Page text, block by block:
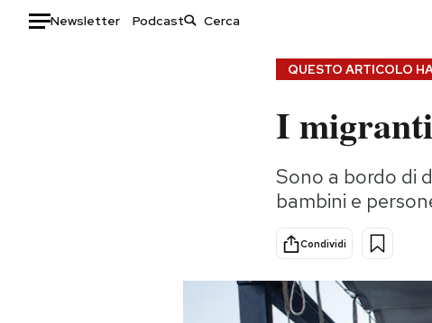
Newsletter Podcast
Consumismi
Storie/Idee
Ok Boomer!
Media
Europa
QUESTO ARTICOLO
I
Sono a bordo di
bambini e
Condividi